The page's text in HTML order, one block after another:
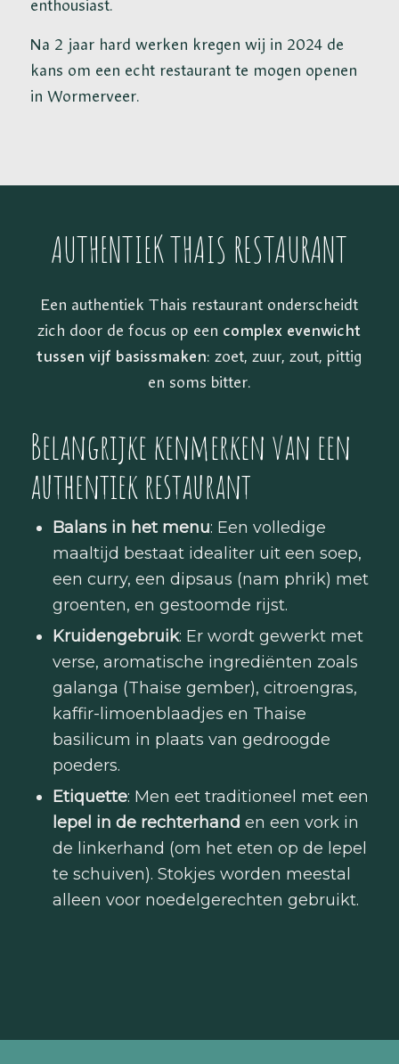
enthousiast.
Na 2 jaar hard werken kregen wij in 2024 de
kans om een echt restaurant te mogen openen
in Wormerveer.
AUTHENTIEK THAIS RESTAURANT
Een authentiek Thais restaurant onderscheidt
zich door de focus op een complex evenwicht
tussen vijf basissmaken: zoet, zuur, zout, pittig
en soms bitter.
Belangrijke kenmerken van een
authentiek restaurant
Balans in het menu: Een volledige
maaltijd bestaat idealiter uit een soep,
een curry, een dipsaus (nam phrik) met
groenten, en gestoomde rijst.
Kruidengebruik: Er wordt gewerkt met
verse, aromatische ingrediënten zoals
galanga (Thaise gember), citroengras,
kaffir-limoenblaadjes en Thaise
basilicum in plaats van gedroogde
poeders.
Etiquette: Men eet traditioneel met een
lepel in de rechterhand en een vork in
de linkerhand (om het eten op de lepel
te schuiven). Stokjes worden meestal
alleen voor noedelgerechten gebruikt.